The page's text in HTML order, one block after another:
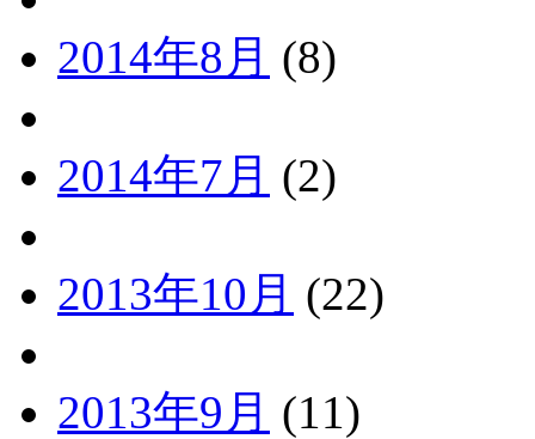
2014年8月 (8)
2014年7月 (2)
2013年10月 (22)
2013年9月 (11)